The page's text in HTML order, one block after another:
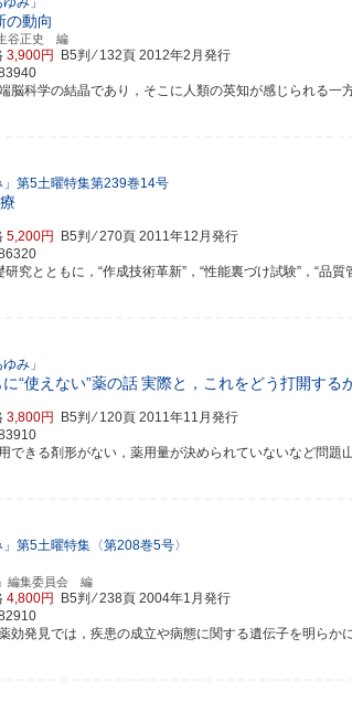
の動向
谷正史 編
3,900円 B5判 ⁄ 132頁 2012年2月発行
脳科学の結晶であり，そこに人類の英知が感じられる一
」第5土曜特集第239巻14号
5,200円 B5判 ⁄ 270頁 2011年12月発行
究とともに，“作成技術革新”，“性能裏づけ試験”，“品
み」
“使えない”薬の話実際と，これをどう打開する
3,800円 B5判 ⁄ 120頁 2011年11月発行
できる剤形がない，薬用量が決められていないなど問題
」第5土曜特集〈第208巻5号〉
編集委員会 編
4,800円 B5判 ⁄ 238頁 2004年1月発行
効発見では，疾患の成立や病態に関する遺伝子を明らか